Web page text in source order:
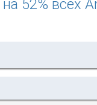
52% всех